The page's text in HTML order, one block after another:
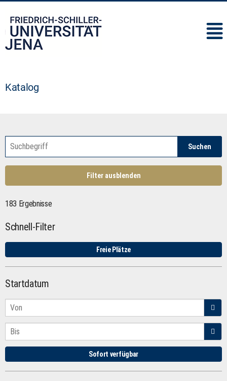
Katalog
Suchen
Filter ausblenden
183 Ergebnisse
Schnell-Filter
Freie Plätze
Startdatum
Sofort verfügbar